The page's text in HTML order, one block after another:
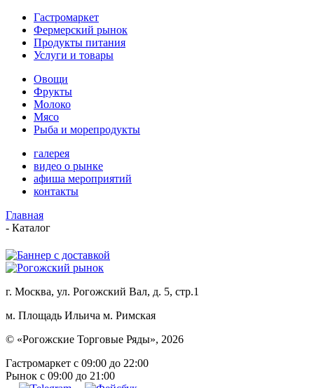
Гастромаркет
Фермерский рынок
Продукты питания
Услуги и товары
Овощи
Фрукты
Молоко
Мясо
Рыба и морепродукты
галерея
видео о рынке
афиша мероприятий
контакты
Главная
- Каталог
г. Москва, ул. Рогожский Вал, д. 5, стр.1
м. Площадь Ильича м. Римская
© «Рогожские Торговые Ряды», 2026
Гастромаркет с 09:00 до 22:00
Рынок c 09:00 до 21:00